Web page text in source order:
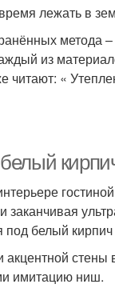
лежать в
метода
из
читают: «
заканчивая
белый
стены
имитацию ниш.